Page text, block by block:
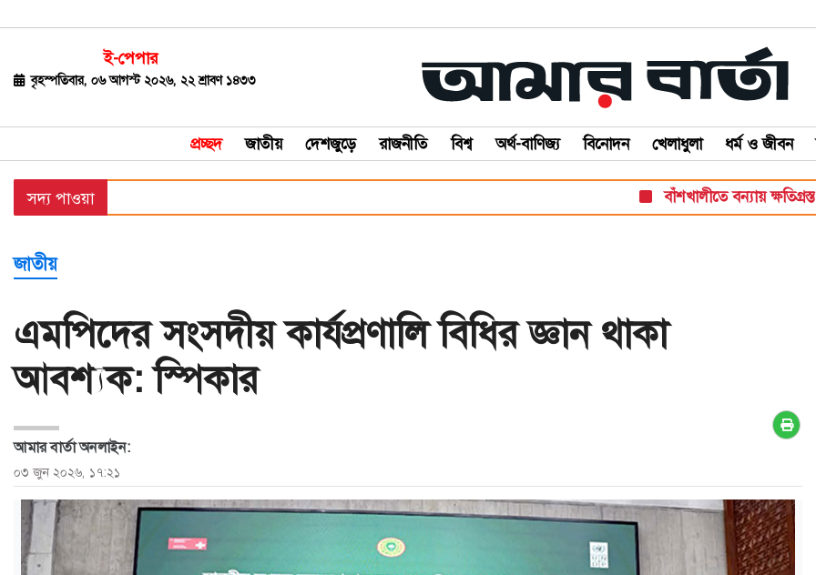
ই-পেপার
বৃহস্পতিবার, ০৬ আগস্ট ২০২৬, ২২ শ্রাবণ ১৪৩৩
প্রচ্ছদ জাতীয় দেশজুড়ে রাজনীতি বিশ্ব অর্থ-বাণিজ্য বিনোদন খেলাধুলা ধর্ম ও জীবন
জাতীয়
রাজনীতি
বিশ্ব
বাণিজ্য
বিনোদন
খেলাধুলা
ধর্ম
ও
জীবন
মতামত
শিক্ষা
সদ্য পাওয়া বাঁশখালীতে বন্যায় ক্ষতিগ্রস্ত ১০০
জাতীয়
এমপিদের সংসদীয় কার্যপ্রণালি বিধির জ্ঞান থাকা
আবশ্যক: স্পিকার
আমার বার্তা অনলাইন:
০৩ জুন ২০২৬, ১৭:২১